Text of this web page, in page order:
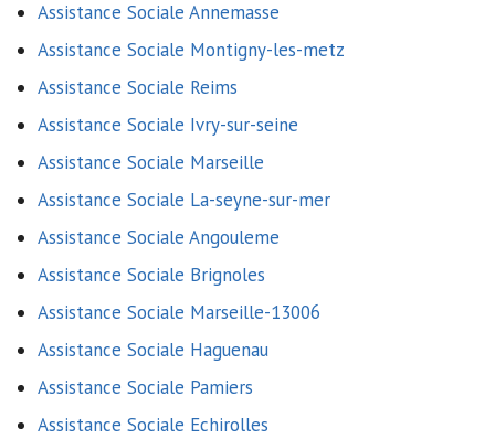
Assistance Sociale Annemasse
Assistance Sociale Montigny-les-metz
Assistance Sociale Reims
Assistance Sociale Ivry-sur-seine
Assistance Sociale Marseille
Assistance Sociale La-seyne-sur-mer
Assistance Sociale Angouleme
Assistance Sociale Brignoles
Assistance Sociale Marseille-13006
Assistance Sociale Haguenau
Assistance Sociale Pamiers
Assistance Sociale Echirolles